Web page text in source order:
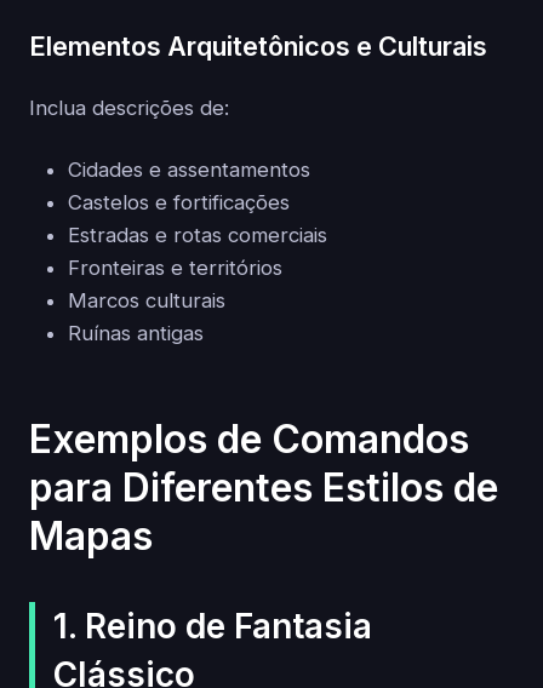
Elementos Arquitetônicos e Culturais
Inclua descrições de:
Cidades e assentamentos
Castelos e fortificações
Estradas e rotas comerciais
Fronteiras e territórios
Marcos culturais
Ruínas antigas
Exemplos de Comandos
para Diferentes Estilos de
Mapas
1. Reino de Fantasia
Clássico